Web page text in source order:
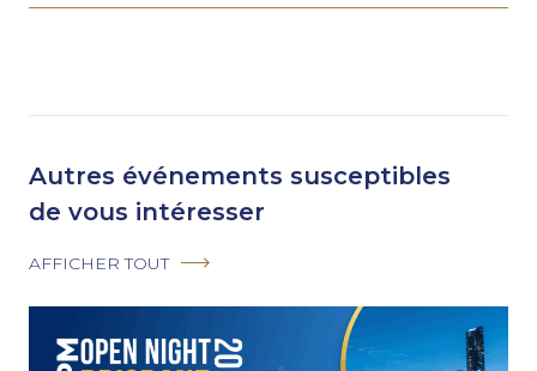
Autres événements susceptibles
de vous intéresser
AFFICHER TOUT